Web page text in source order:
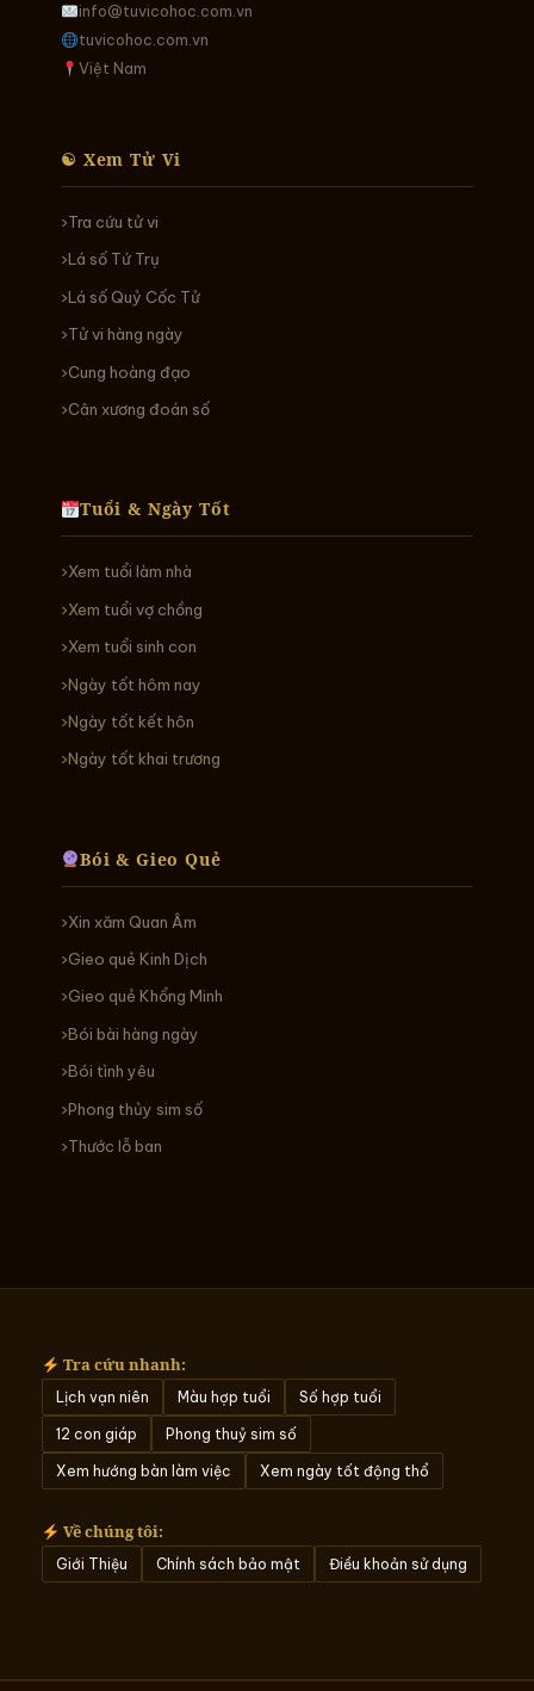
info@tuvicohoc.com.vn
tuvicohoc.com.vn
Việt Nam
☯ Xem Tử Vi
Tra cứu tử vi
Lá số Tứ Trụ
Lá số Quỷ Cốc Tử
Tử vi hàng ngày
Cung hoàng đạo
Cân xương đoán số
Tuổi & Ngày Tốt
Xem tuổi làm nhà
Xem tuổi vợ chồng
Xem tuổi sinh con
Ngày tốt hôm nay
Ngày tốt kết hôn
Ngày tốt khai trương
Bói & Gieo Quẻ
Xin xăm Quan Âm
Gieo quẻ Kinh Dịch
Gieo quẻ Khổng Minh
Bói bài hàng ngày
Bói tình yêu
Phong thủy sim số
Thước lỗ ban
Tra cứu nhanh:
Lịch vạn niên Màu hợp tuổi Số hợp tuổi
12 con giáp Phong thuỷ sim số
Xem hướng bàn làm việc Xem ngày tốt động thổ
Về chúng tôi:
Giới Thiệu Chính sách bảo mật Điều khoản sử dụng